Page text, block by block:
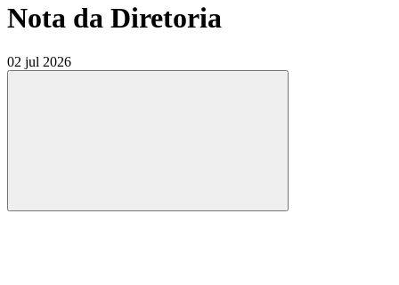
Nota da Diretoria
02 jul 2026
Compartilhar